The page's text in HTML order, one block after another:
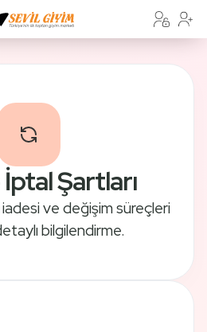
Şartları
ve değişim süreçleri
bilgilendirme.